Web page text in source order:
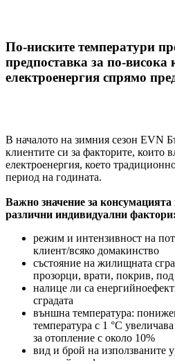
По-ниските температури
предпоставка за по-висока
електроенергия спрямо
В началото на зимния сезон ЕVN
клиентите си за факторите, които
електроенергия, което
период на годината.
Важно значение за
различни индивидуални фактори:
режим и интензивност на
клиент/всяко домакинство
състояние на жилищната
прозорци, врати, покрив,
налице ли са
сградата
външна температура:
температура с 1 °C
за отопление с около 10%
вид и брой на използваните